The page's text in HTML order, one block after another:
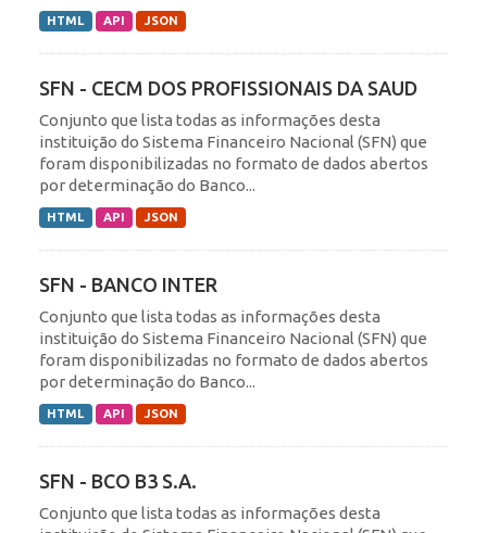
HTML API JSON
SFN - CECM DOS PROFISSIONAIS DA SAUD
Conjunto que lista todas as informações desta
instituição do Sistema Financeiro Nacional (SFN) que
foram disponibilizadas no formato de dados abertos
por determinação do Banco...
HTML API JSON
SFN - BANCO INTER
Conjunto que lista todas as informações desta
instituição do Sistema Financeiro Nacional (SFN) que
foram disponibilizadas no formato de dados abertos
por determinação do Banco...
HTML API JSON
SFN - BCO B3 S.A.
Conjunto que lista todas as informações desta